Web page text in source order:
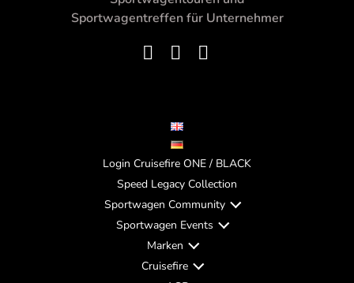
Login Cruisefire ONE / BLACK
Speed Legacy Collection
Sportwagen Community
Sportwagen Events
Marken
Cruisefire